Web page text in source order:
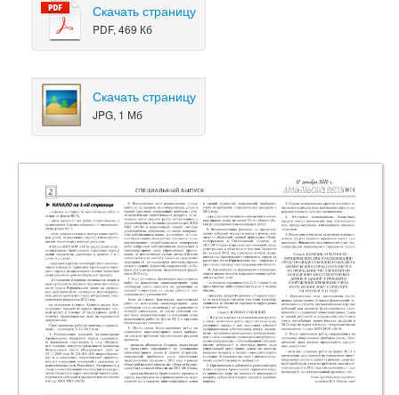
Скачать страницу
PDF, 469 Кб
Скачать страницу
JPG, 1 Мб